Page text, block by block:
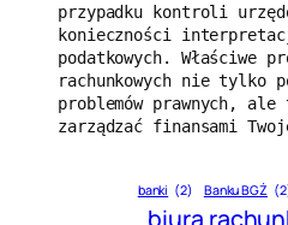
przypadku kontroli
konieczności
podatkowych. Właściwe
rachunkowych nie tylko
problemów prawnych,
zarządzać finansami
banki (2) Banku BGŻ